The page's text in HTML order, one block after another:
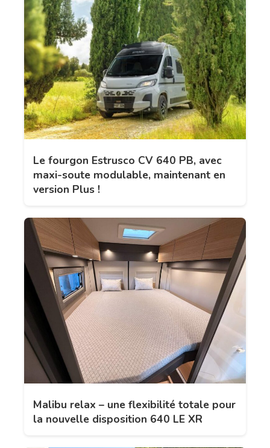
Le fourgon Estrusco CV 640 PB, avec
maxi-soute modulable, maintenant en
version Plus !
Malibu relax – une flexibilité totale pour
la nouvelle disposition 640 LE XR